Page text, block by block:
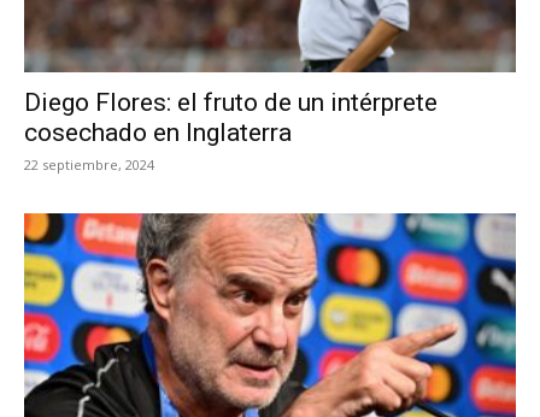
Diego Flores: el fruto de un intérprete
cosechado en Inglaterra
22 septiembre, 2024